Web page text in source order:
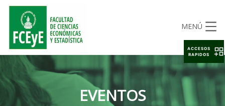
MENÚ
EVENTOS
ACCESOS
RAPIDOS